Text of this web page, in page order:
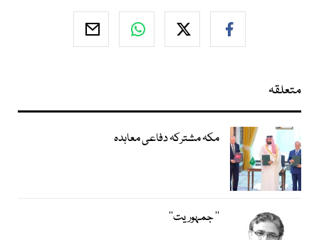
متعلقہ
مکہ مشترکہ دفاعی معاہدہ
’’ جمہوریت‘‘